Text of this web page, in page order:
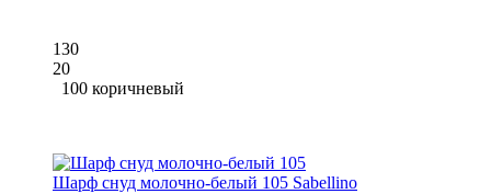
130
20
100 коричневый
Шарф снуд молочно-белый 105 Sabellino